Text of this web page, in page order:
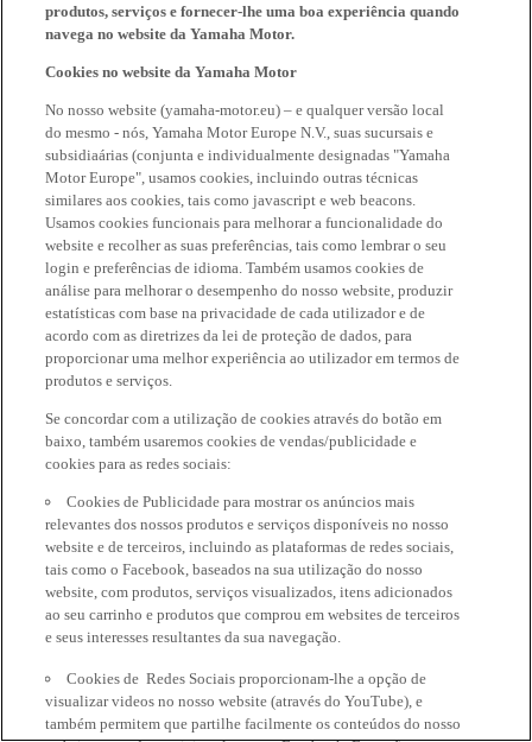
produtos, serviços e fornecer-lhe uma boa experiência quando
navega no website da Yamaha Motor.
Cookies no website da Yamaha Motor
No nosso website (yamaha-motor.eu) – e qualquer versão local
do mesmo - nós, Yamaha Motor Europe N.V., suas sucursais e
subsidiaárias (conjunta e individualmente designadas "Yamaha
Motor Europe", usamos cookies, incluindo outras técnicas
similares aos cookies, tais como javascript e web beacons.
Usamos cookies funcionais para melhorar a funcionalidade do
website e recolher as suas preferências, tais como lembrar o seu
login e preferências de idioma. Também usamos cookies de
análise para melhorar o desempenho do nosso website, produzir
estatísticas com base na privacidade de cada utilizador e de
acordo com as diretrizes da lei de proteção de dados, para
proporcionar uma melhor experiência ao utilizador em termos de
produtos e serviços.
Se concordar com a utilização de cookies através do botão em
baixo, também usaremos cookies de vendas/publicidade e
cookies para as redes sociais:
Cookies de Publicidade para mostrar os anúncios mais
relevantes dos nossos produtos e serviços disponíveis no nosso
website e de terceiros, incluindo as plataformas de redes sociais,
tais como o Facebook, baseados na sua utilização do nosso
website, com produtos, serviços visualizados, itens adicionados
ao seu carrinho e produtos que comprou em websites de terceiros
e seus interesses resultantes da sua navegação.
Cookies de Redes Sociais proporcionam-lhe a opção de
visualizar videos no nosso website (através do YouTube), e
também permitem que partilhe facilmente os conteúdos do nosso